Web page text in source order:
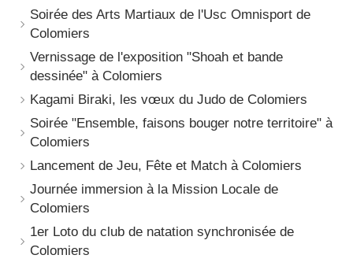
Soirée des Arts Martiaux de l'Usc Omnisport de
Colomiers
Vernissage de l'exposition "Shoah et bande
dessinée" à Colomiers
Kagami Biraki, les vœux du Judo de Colomiers
Soirée "Ensemble, faisons bouger notre territoire" à
Colomiers
Lancement de Jeu, Fête et Match à Colomiers
Journée immersion à la Mission Locale de
Colomiers
1er Loto du club de natation synchronisée de
Colomiers